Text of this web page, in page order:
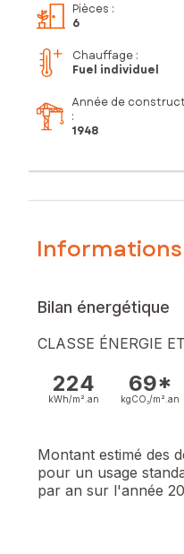
Pièces :
6
Chauffage :
Fuel individuel
Année de
:
1948
Bilan énergétique
CLASSE ÉNERGIE
224
kWh/m². an
69*
kgCO₂/m². an
Montant estimé des
pour un usage
par an sur l'année